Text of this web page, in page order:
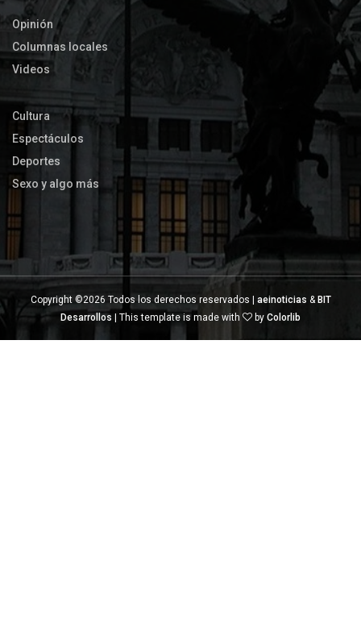
Opinión
Columnas locales
Videos
Cultura
Espectáculos
Deportes
Sexo y algo más
Copyright ©2026 Todos los derechos reservados | aeinoticias & BIT
Desarrollos | This template is made with by Colorlib